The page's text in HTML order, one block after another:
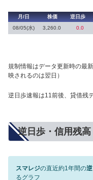
月/日 株価 逆日歩
08/05(水)
3,260.0 0.0
規制情報はデータ更新時の最
映されるのは翌日）
逆日歩速報は11前後、貸借残
逆日歩・信用残高
スマレジの直近約1年間の
るグラフ